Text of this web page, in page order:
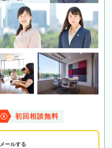
初回相談無料
メールする